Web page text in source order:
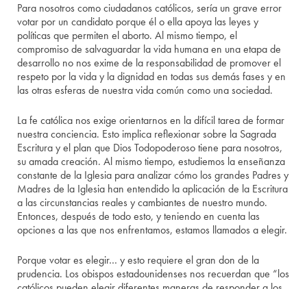
Para nosotros como ciudadanos católicos, sería un grave error
votar por un candidato porque él o ella apoya las leyes y
políticas que permiten el aborto. Al mismo tiempo, el
compromiso de salvaguardar la vida humana en una etapa de
desarrollo no nos exime de la responsabilidad de promover el
respeto por la vida y la dignidad en todas sus demás fases y en
las otras esferas de nuestra vida común como una sociedad.
La fe católica nos exige orientarnos en la difícil tarea de formar
nuestra conciencia. Esto implica reflexionar sobre la Sagrada
Escritura y el plan que Dios Todopoderoso tiene para nosotros,
su amada creación. Al mismo tiempo, estudiemos la enseñanza
constante de la Iglesia para analizar cómo los grandes Padres y
Madres de la Iglesia han entendido la aplicación de la Escritura
a las circunstancias reales y cambiantes de nuestro mundo.
Entonces, después de todo esto, y teniendo en cuenta las
opciones a las que nos enfrentamos, estamos llamados a elegir.
Porque votar es elegir… y esto requiere el gran don de la
prudencia. Los obispos estadounidenses nos recuerdan que “los